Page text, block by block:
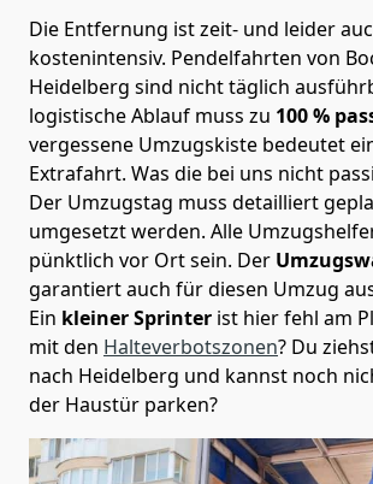
Die Entfernung ist zeit- und leider
kostenintensiv. Pendelfahrten von
Heidelberg sind nicht täglich
logistische Ablauf muss zu 100 %
vergessene Umzugskiste bedeutet
Extrafahrt. Was die bei uns nicht
Der Umzugstag muss detailliert
umgesetzt werden. Alle
pünktlich vor Ort sein. Der
garantiert auch für diesen Umzug
Ein kleiner Sprinter ist hier fehl am
mit den Halteverbotszonen? Du
nach Heidelberg und kannst noch
der Haustür parken?